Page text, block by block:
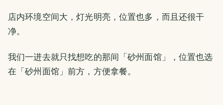
店内环境空间大，灯光明亮，位置也多，而且还很干
净。
我们一进去就只找想吃的那间「砂州面馆」，位置也选
在「砂州面馆」前方，方便拿餐。